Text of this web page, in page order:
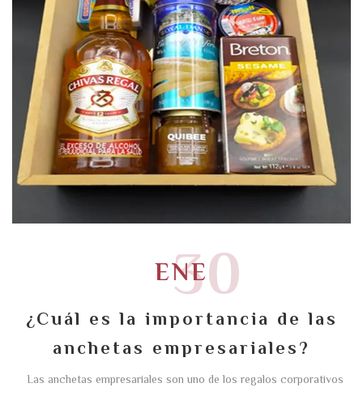
30
ENE
¿Cuál es la importancia de las
anchetas empresariales?
Las anchetas empresariales son uno de los regalos corporativos